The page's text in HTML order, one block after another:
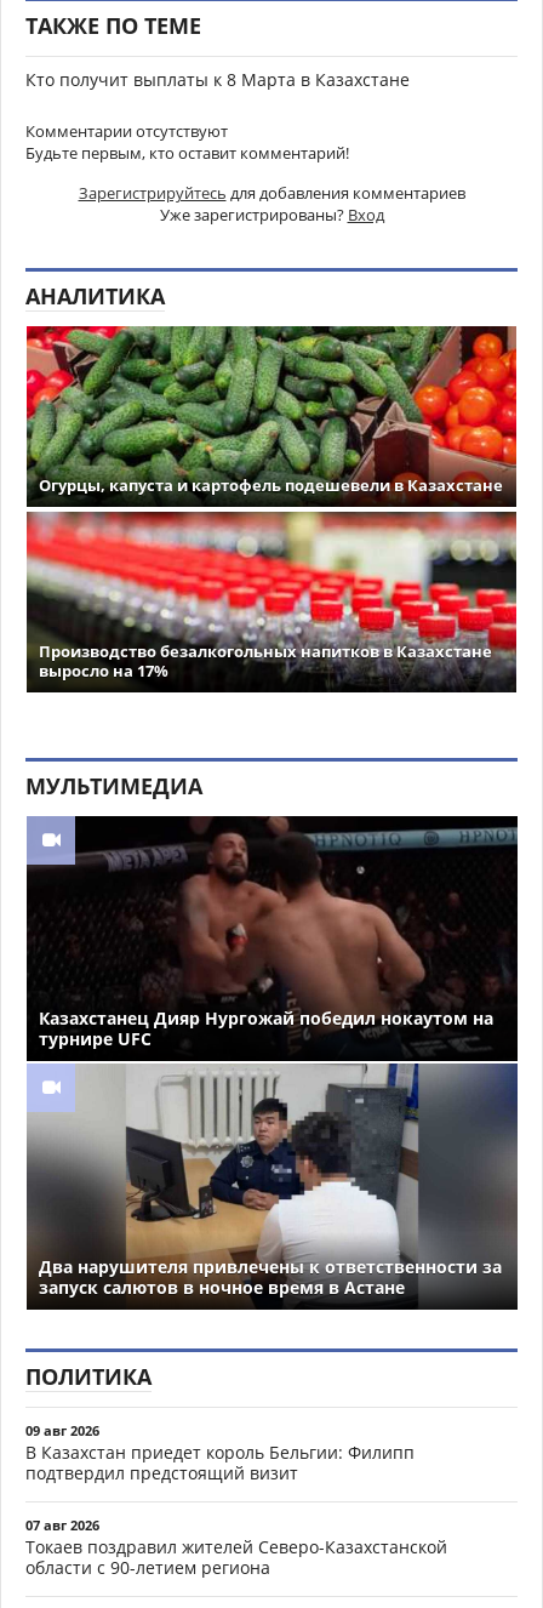
ТАКЖЕ ПО ТЕМЕ
Кто получит выплаты к 8 Марта в Казахстане
Комментарии отсутствуют
Будьте первым, кто оставит комментарий!
Зарегистрируйтесь для добавления комментариев
Уже зарегистрированы? Вход
АНАЛИТИКА
Огурцы, капуста и картофель подешевели в Казахстане
Производство безалкогольных напитков в Казахстане
выросло на 17%
МУЛЬТИМЕДИА
Казахстанец Дияр Нургожай победил нокаутом на
турнире UFC
Два нарушителя привлечены к ответственности за
запуск салютов в ночное время в Астане
ПОЛИТИКА
09 авг 2026
В Казахстан приедет король Бельгии: Филипп
подтвердил предстоящий визит
07 авг 2026
Токаев поздравил жителей Северо-Казахстанской
области с 90-летием региона